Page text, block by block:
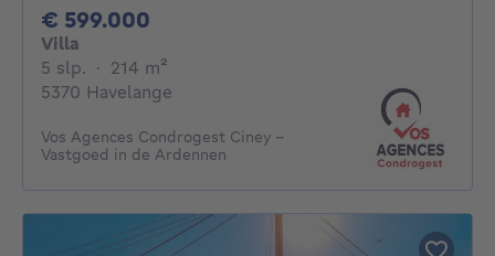
€ 599.000
Villa
5 slp. 5 slaapkamers
· 214 m²
5370 Havelange
Vos Agences Condrogest Ciney -
Vastgoed in de Ardennen